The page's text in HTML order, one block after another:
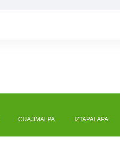
CUAJIMALPA IZTAPALAPA